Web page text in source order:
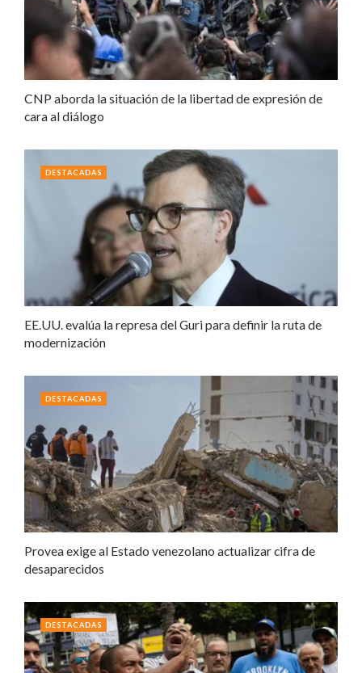
CNP aborda la situación de la libertad de expresión de
cara al diálogo
EE.UU. evalúa la represa del Guri para definir la ruta de
modernización
DESTACADAS
Provea exige al Estado venezolano actualizar cifra de
desaparecidos
DESTACADAS
DESTACADAS